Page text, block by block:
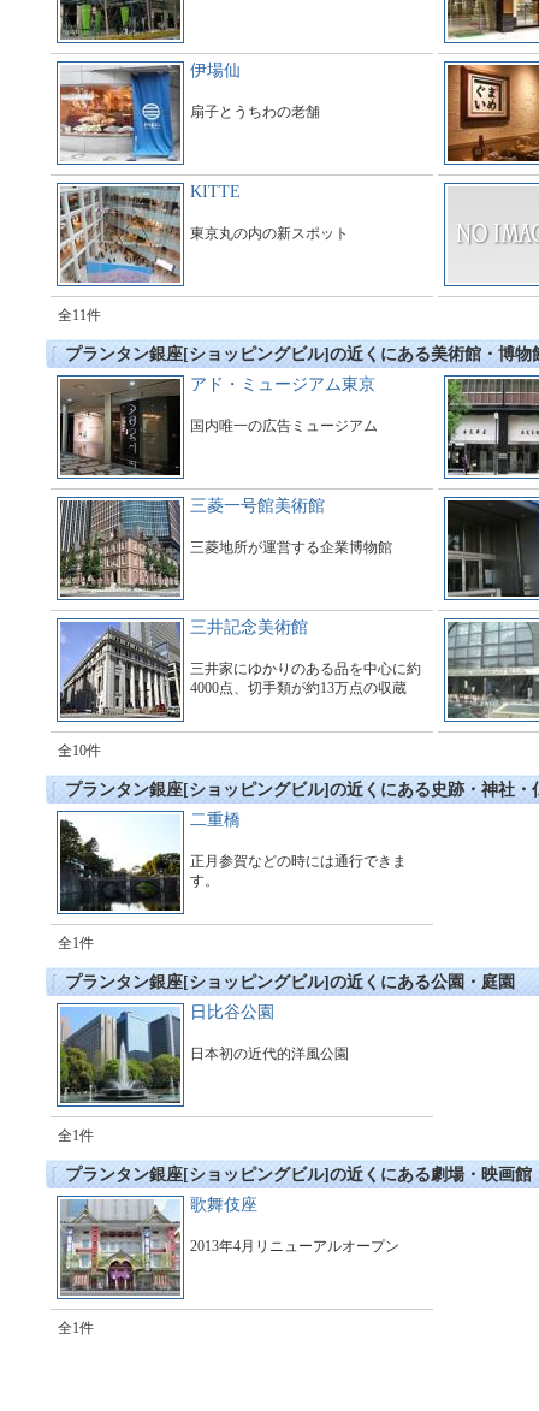
伊場仙
扇子とうちわの老舗
KITTE
東京丸の内の新スポット
全11件
プランタン銀座[ショッピングビル]の近くにある美術館・博物
アド・ミュージアム東京
国内唯一の広告ミュージアム
三菱一号館美術館
三菱地所が運営する企業博物館
三井記念美術館
三井家にゆかりのある品を中心に約
4000点、切手類が約13万点の収蔵
全10件
プランタン銀座[ショッピングビル]の近くにある史跡・神社・
二重橋
正月参賀などの時には通行できま
す。
全1件
プランタン銀座[ショッピングビル]の近くにある公園・庭園
日比谷公園
日本初の近代的洋風公園
全1件
プランタン銀座[ショッピングビル]の近くにある劇場・映画館
歌舞伎座
2013年4月リニューアルオープン
全1件